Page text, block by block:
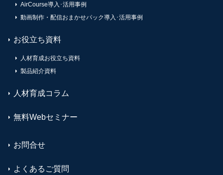
AirCourse導入･活用事例
動画制作・配信おまかせパック導入･活用事例
お役立ち資料
人材育成お役立ち資料
製品紹介資料
人材育成コラム
無料Webセミナー
お問合せ
よくあるご質問